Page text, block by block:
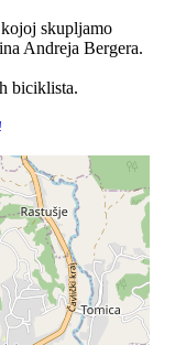
skupljamo
Andreja Bergera.
biciklista.